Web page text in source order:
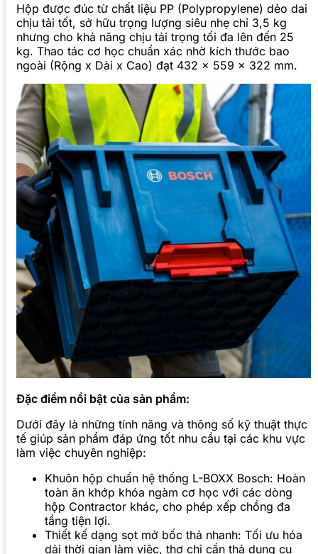
Hộp được đúc từ chất liệu PP (Polypropylene) dẻo dai
chịu tải tốt, sở hữu trọng lượng siêu nhẹ chỉ 3,5 kg
nhưng cho khả năng chịu tải trọng tối đa lên đến 25
kg. Thao tác cơ học chuẩn xác nhờ kích thước bao
ngoài (Rộng x Dài x Cao) đạt 432 x 559 x 322 mm.
Đặc điểm nổi bật của sản phẩm:
Dưới đây là những tính năng và thông số kỹ thuật thực
tế giúp sản phẩm đáp ứng tốt nhu cầu tại các khu vực
làm việc chuyên nghiệp:
Khuôn hộp chuẩn hệ thống L-BOXX Bosch: Hoàn
toàn ăn khớp khóa ngàm cơ học với các dòng
hộp Contractor khác, cho phép xếp chồng đa
tầng tiện lợi.
Thiết kế dạng sọt mở bốc thả nhanh: Tối ưu hóa
dải thời gian làm việc, thợ chỉ cần thả dụng cụ